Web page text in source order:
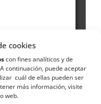
cookies
con fines analíticos y de
continuación, puede aceptar
cuál de ellas pueden ser
más información, visite
web.